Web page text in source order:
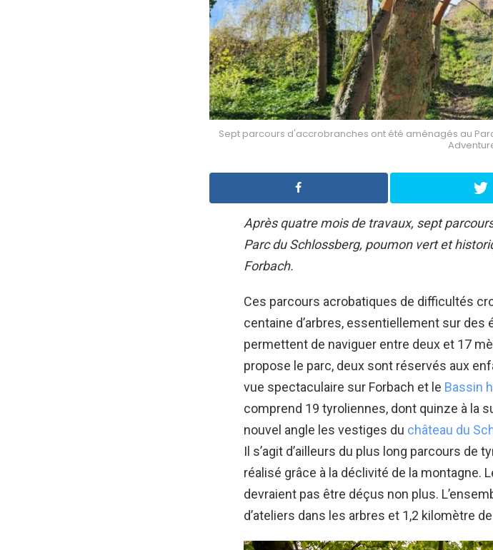
Sept parcours d'accrobranches ont été aménagés au
Après quatre mois de travaux, sept
Parc du Schlossberg, poumon vert et
Forbach.
Ces parcours acrobatiques de difficultés
centaine d’arbres, essentiellement sur
permettent de naviguer entre deux et 17
propose le parc, deux sont réservés aux
vue spectaculaire sur Forbach et le Bassin
comprend 19 tyroliennes, dont quinze à la
nouvel angle les vestiges du château du
Il s’agit d’ailleurs du plus long parcours de
réalisé grâce à la déclivité de la montagne.
devraient pas être déçus non plus.
d’ateliers dans les arbres et 1,2 kilomètre